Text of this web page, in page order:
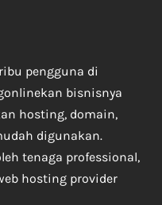
pengguna di
bisnisnya
hosting, domain,
digunakan.
tenaga professional,
hosting provider